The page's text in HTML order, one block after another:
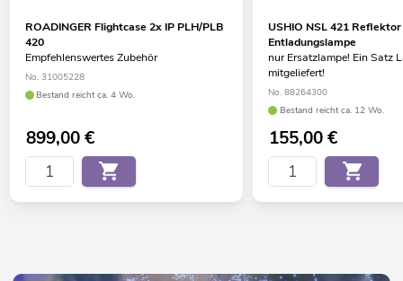
ROADINGER Flightcase 2x IP PLH/PLB
420
Empfehlenswertes Zubehör
No. 31005228
Bestand reicht ca. 4 Wo.
899,00€
USHIO NSL 421 Reflektor
Entladungslampe
nur Ersatzlampe! Ein Satz
mitgeliefert!
No. 88264300
Bestand reicht ca. 12 Wo.
155,00€